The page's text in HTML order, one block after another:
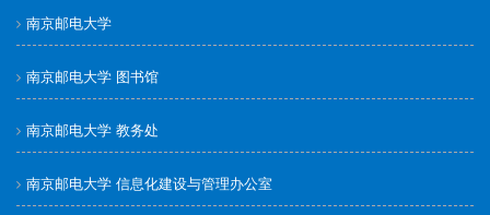
南京邮电大学
南京邮电大学 图书馆
南京邮电大学 教务处
南京邮电大学 信息化建设与管理办公室